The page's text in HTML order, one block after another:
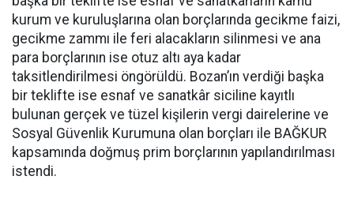
kurum ve kuruluşlarına olan borçlarında gecikme faizi,
gecikme zammı ile feri alacakların silinmesi ve ana
para borçlarının ise otuz altı aya kadar
taksitlendirilmesi öngörüldü. Bozan’ın verdiği başka
bir teklifte ise esnaf ve sanatkâr siciline kayıtlı
bulunan gerçek ve tüzel kişilerin vergi dairelerine ve
Sosyal Güvenlik Kurumuna olan borçları ile BAĞKUR
kapsamında doğmuş prim borçlarının yapılandırılması
istendi.